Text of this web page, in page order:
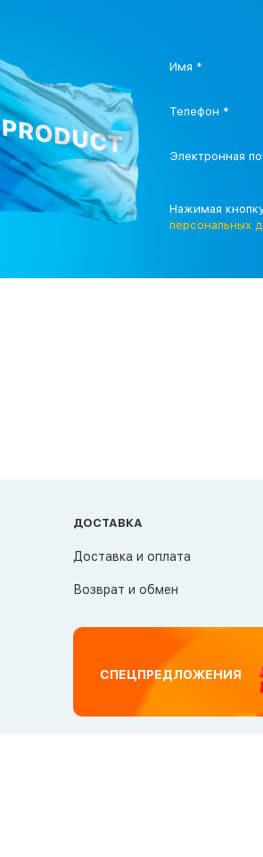
Имя *
Телефон *
Электронная
Нажимая
персональных
ДОСТАВКА
Доставка и оплата
Возврат и обмен
СПЕЦПРЕДЛОЖЕНИЯ